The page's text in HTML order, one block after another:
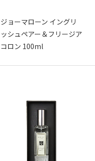
ジョーマローン イングリ
ッシュペアー＆フリージア
コロン 100ml